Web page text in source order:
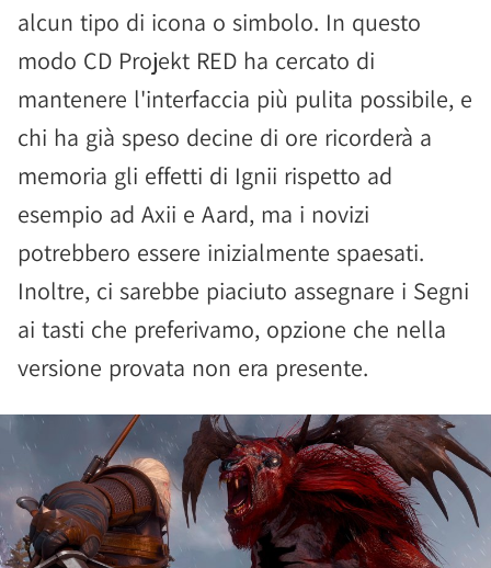
alcun tipo di icona o simbolo. In questo
modo CD Projekt RED ha cercato di
mantenere l'interfaccia più pulita possibile, e
chi ha già speso decine di ore ricorderà a
memoria gli effetti di Ignii rispetto ad
esempio ad Axii e Aard, ma i novizi
potrebbero essere inizialmente spaesati.
Inoltre, ci sarebbe piaciuto assegnare i Segni
ai tasti che preferivamo, opzione che nella
versione provata non era presente.